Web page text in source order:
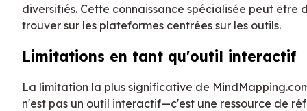
diversifiés. Cette connaissance spécialisée peut être
trouver sur les plateformes centrées sur les outils.
Limitations en tant qu'outil interactif
La limitation la plus significative de
n'est pas un outil interactif—c'est une ressource de